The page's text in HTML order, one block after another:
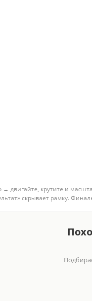
→ двигайте, крутите и
скрывает рамку.